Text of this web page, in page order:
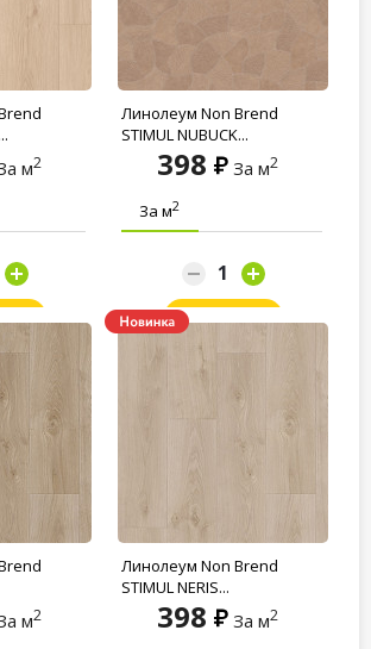
м2
Линолеум Non Brend
STIMUL NUBUCK...
398 За м2
За м2
Заказать
м2
Линолеум Non Brend
STIMUL NERIS...
398 За м2